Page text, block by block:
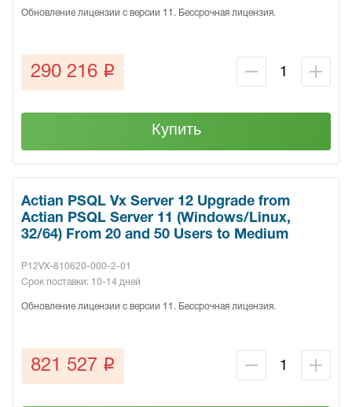
Обновление лицензии с версии 11. Бессрочная лицензия.
290 216 q
Купить
Actian PSQL Vx Server 12 Upgrade from
Actian PSQL Server 11 (Windows/Linux,
32/64) From 20 and 50 Users to Medium
P12VX-810620-000-2-01
Срок поставки: 10-14 дней
Обновление лицензии с версии 11. Бессрочная лицензия.
821 527 q